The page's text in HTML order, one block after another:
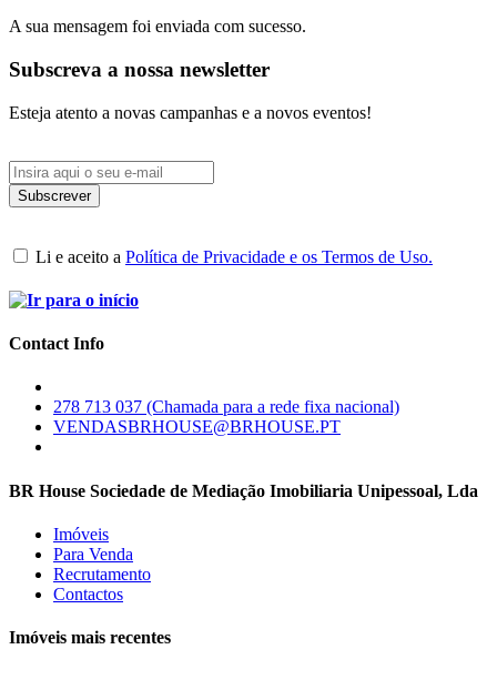
A sua mensagem foi enviada com sucesso.
Subscreva a nossa newsletter
Esteja atento a novas campanhas e a novos eventos!
Li e aceito a Política de Privacidade e os Termos de Uso.
Contact Info
278 713 037 (Chamada para a rede fixa nacional)
VENDASBRHOUSE@BRHOUSE.PT
BR House Sociedade de Mediação Imobiliaria Unipessoal, Lda
Imóveis
Para Venda
Recrutamento
Contactos
Imóveis mais recentes